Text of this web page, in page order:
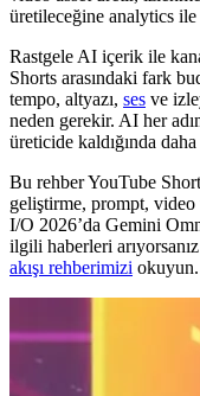
üretileceğine analytics
Rastgele AI içerik ile
Shorts arasındaki fark
tempo, altyazı, ses ve
neden gerekir. AI her
üreticide kaldığında daha
Bu rehber YouTube
geliştirme, prompt,
I/O 2026’da Gemini
ilgili haberleri arıyorsanız
akışı rehberimizi okuyun.